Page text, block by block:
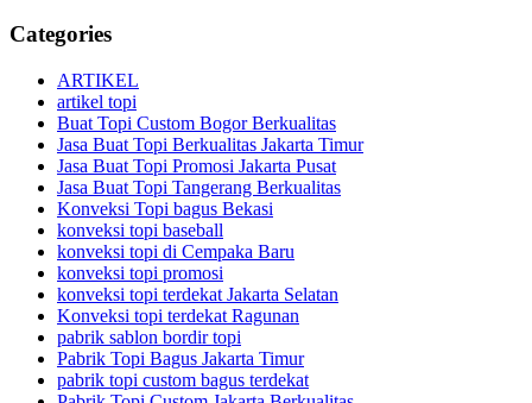
Categories
ARTIKEL
artikel topi
Buat Topi Custom Bogor Berkualitas
Jasa Buat Topi Berkualitas Jakarta Timur
Jasa Buat Topi Promosi Jakarta Pusat
Jasa Buat Topi Tangerang Berkualitas
Konveksi Topi bagus Bekasi
konveksi topi baseball
konveksi topi di Cempaka Baru
konveksi topi promosi
konveksi topi terdekat Jakarta Selatan
Konveksi topi terdekat Ragunan
pabrik sablon bordir topi
Pabrik Topi Bagus Jakarta Timur
pabrik topi custom bagus terdekat